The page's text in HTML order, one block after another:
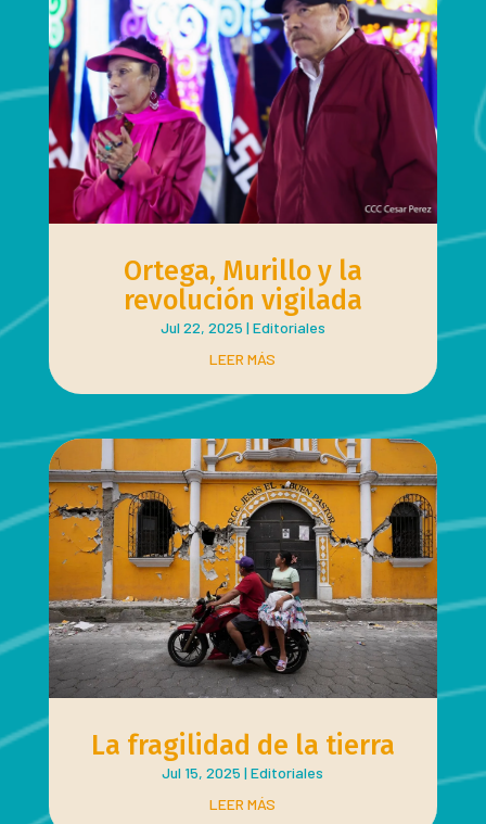
Ortega, Murillo y la
revolución vigilada
Jul 22, 2025 | Editoriales
LEER MÁS
La fragilidad de la tierra
Jul 15, 2025 |Editoriales
LEER MÁS